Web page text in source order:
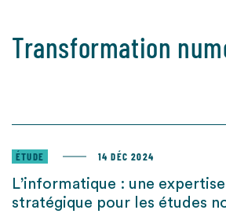
Transformation
ÉTUDE 14 DÉC 2024
L’informatique : une
stratégique pour les études